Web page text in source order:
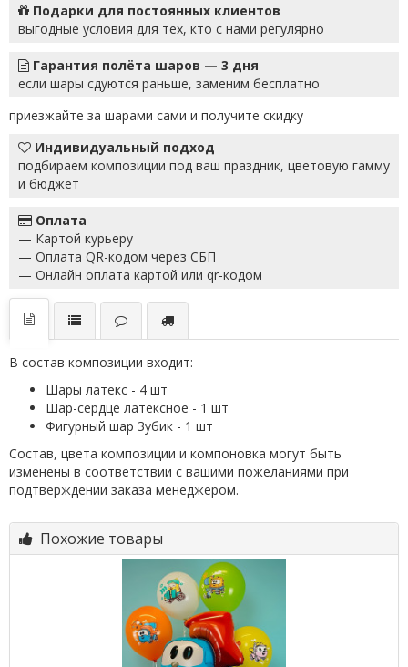
Подарки для постоянных клиентов
выгодные условия для тех, кто с нами регулярно
Гарантия полёта шаров — 3 дня
если шары сдуются раньше, заменим бесплатно
приезжайте за шарами сами и получите скидку
Индивидуальный подход
подбираем композиции под ваш праздник, цветовую гамму
и бюджет
Оплата
— Картой курьеру
— Оплата QR-кодом через СБП
— Онлайн оплата картой или qr-кодом
В состав композиции входит:
Шары латекс - 4 шт
Шар-сердце латексное - 1 шт
Фигурный шар Зубик - 1 шт
Состав, цвета композиции и компоновка могут быть
изменены в соответствии с вашими пожеланиями при
подтверждении заказа менеджером.
Похожие товары